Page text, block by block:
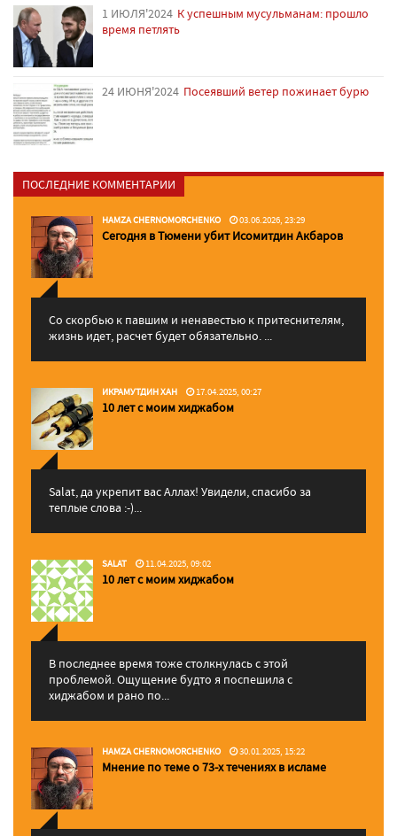
1 ИЮЛЯ'2024 К успешным мусульманам: прошло
время петлять
24 ИЮНЯ'2024 Посеявший ветер пожинает бурю
ПОСЛЕДНИЕ КОММЕНТАРИИ
HAMZA CHERNOMORCHENKO 03.06.2026, 23:29
Сегодня в Тюмени убит Исомитдин Акбаров
Со скорбью к павшим и ненавестью к притеснителям,
жизнь идет, расчет будет обязательно. ...
ИКРАМУТДИН ХАН 17.04.2025, 00:27
10 лет с моим хиджабом
Salat, да укрепит вас Аллаx! Увидели, спасибо за
теплые слова :-)...
SALAT 11.04.2025, 09:02
10 лет с моим хиджабом
В последнее время тоже столкнулась с этой
проблемой. Ощущение будто я поспешила с
хиджабом и рано по...
HAMZA CHERNOMORCHENKO 30.01.2025, 15:22
Мнение по теме о 73-х течениях в исламе